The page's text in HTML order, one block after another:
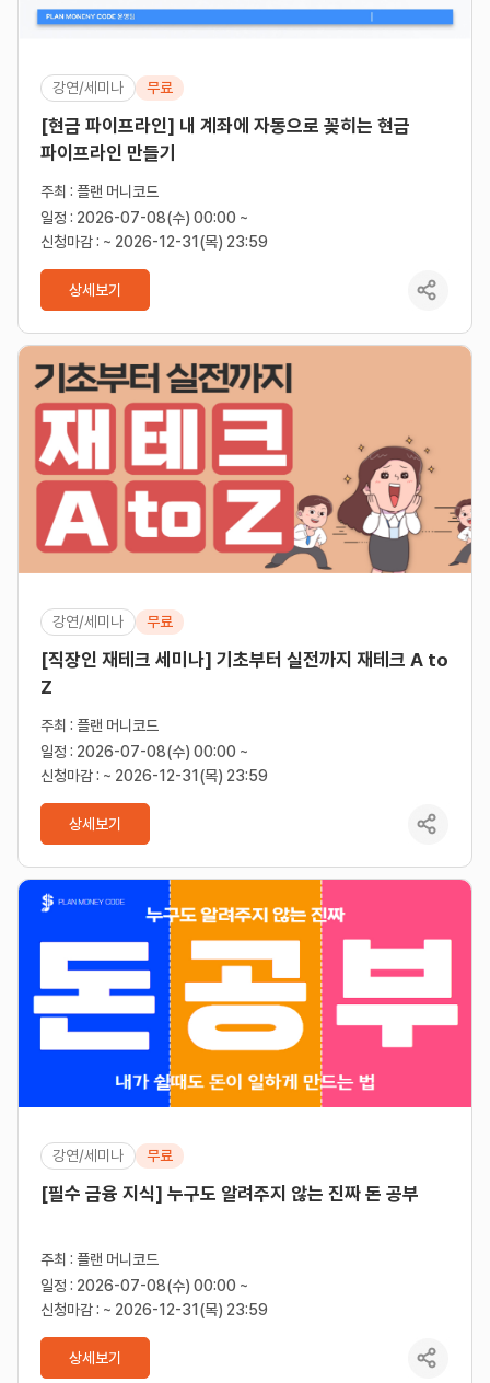
강연/세미나 무료
[현금 파이프라인] 내 계좌에 자동으로 꽂히는 현금
파이프라인 만들기
주최 : 플랜 머니코드
일정 : 2026-07-08(수) 00:00 ~
신청마감 : ~ 2026-12-31(목) 23:59
상세보기
강연/세미나 무료
[직장인 재테크 세미나] 기초부터 실전까지 재테크 A to
Z
주최 : 플랜 머니코드
일정 : 2026-07-08(수) 00:00 ~
신청마감 : ~ 2026-12-31(목) 23:59
상세보기
강연/세미나 무료
[필수 금융 지식] 누구도 알려주지 않는 진짜 돈 공부
주최 : 플랜 머니코드
일정 : 2026-07-08(수) 00:00 ~
신청마감 : ~ 2026-12-31(목) 23:59
상세보기